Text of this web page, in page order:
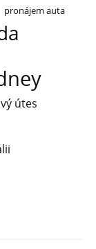
pronájem auta
útes